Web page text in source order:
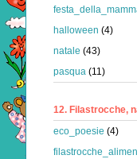
halloween (4)
natale (43)
pasqua (11)
12. Filastrocche,
eco_poesie (4)